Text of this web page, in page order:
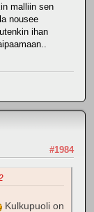
malliin sen
nousee
ihan
#1984
Kulkupuoli on